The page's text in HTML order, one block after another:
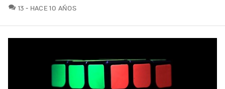
13 COMENTARIOS
HACE 10 AÑOS